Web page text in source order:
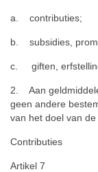
a. contributies;
b. subsidies,
c. giften,
2. Aan
geen andere
van het doel van de
Contributies
Artikel 7